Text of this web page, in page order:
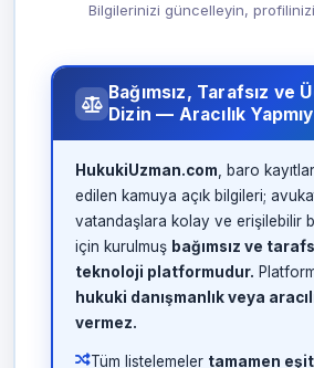
Bilgilerinizi güncelleyin,
Bağımsız, Tarafsız ve
Dizin — Aracılık
HukukiUzman.com , baro
edilen kamuya açık bilgileri;
vatandaşlara kolay ve erişilebilir
için kurulmuş bağımsız ve
teknoloji platformudur.
hukuki danışmanlık veya
vermez.
Tüm listelemeler tamamen